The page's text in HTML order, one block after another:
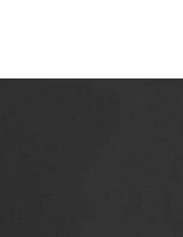
Zakładów
Zakładów